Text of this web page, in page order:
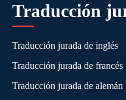
Traducción
Traducción jurada de inglés
Traducción jurada de francés
Traducción jurada de alemán